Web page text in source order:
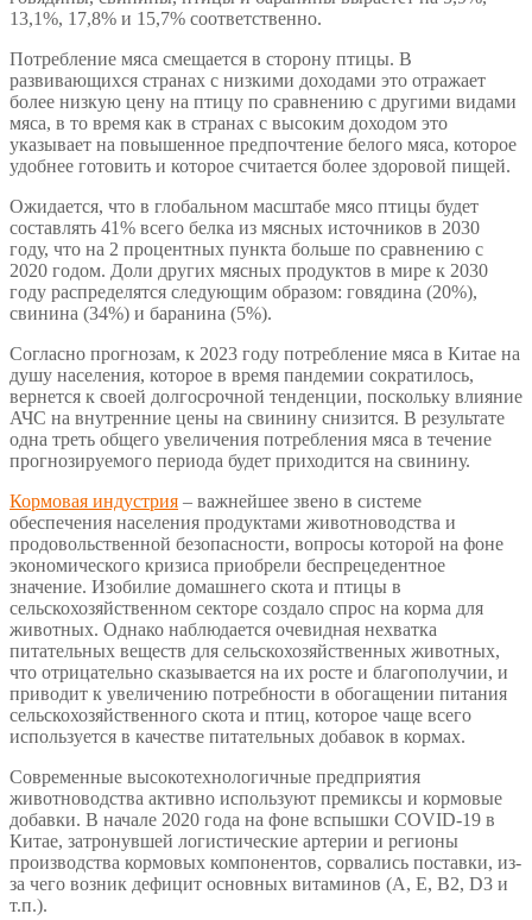
13,1%, 17,8% и 15,7% соответственно.
Потребление мяса смещается в сторону птицы. В
развивающихся странах с низкими доходами это отражает
более низкую цену на птицу по сравнению с другими видами
мяса, в то время как в странах с высоким доходом это
указывает на повышенное предпочтение белого мяса, которое
удобнее готовить и которое считается более здоровой пищей.
Ожидается, что в глобальном масштабе мясо птицы будет
составлять 41% всего белка из мясных источников в 2030
году, что на 2 процентных пункта больше по сравнению с
2020 годом. Доли других мясных продуктов в мире к 2030
году распределятся следующим образом: говядина (20%),
свинина (34%) и баранина (5%).
Согласно прогнозам, к 2023 году потребление мяса в Китае на
душу населения, которое в время пандемии сократилось,
вернется к своей долгосрочной тенденции, поскольку влияние
АЧС на внутренние цены на свинину снизится. В результате
одна треть общего увеличения потребления мяса в течение
прогнозируемого периода будет приходится на свинину.
Кормовая индустрия – важнейшее звено в системе
обеспечения населения продуктами животноводства и
продовольственной безопасности, вопросы которой на фоне
экономического кризиса приобрели беспрецедентное
значение. Изобилие домашнего скота и птицы в
сельскохозяйственном секторе создало спрос на корма для
животных. Однако наблюдается очевидная нехватка
питательных веществ для сельскохозяйственных животных,
что отрицательно сказывается на их росте и благополучии, и
приводит к увеличению потребности в обогащении питания
сельскохозяйственного скота и птиц, которое чаще всего
используется в качестве питательных добавок в кормах.
Современные высокотехнологичные предприятия
животноводства активно используют премиксы и кормовые
добавки. В начале 2020 года на фоне вспышки COVID-19 в
Китае, затронувшей логистические артерии и регионы
производства кормовых компонентов, сорвались поставки, из-
за чего возник дефицит основных витаминов (А, Е, B2, D3 и
т.п.).